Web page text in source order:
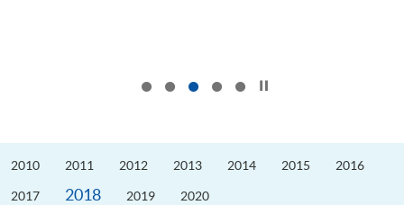
2010 2011 2012 2013 2014 2015 2016
2017 2018 2019 2020